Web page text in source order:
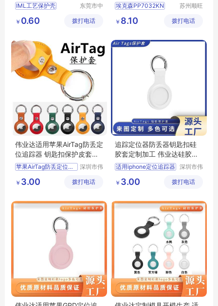
IML工艺保护壳
苹果手机个性保护壳
东莞市中
胶电子有
￥ 0.60 拨打电话
埃克森PP7032KN
苏州顺旺
易有限公
￥ 8.10 拨打电话
伟业达适用苹果AirTag防丢定
位追踪器 钥匙扣保护皮套单
双孔长款
苹果AirTag防丢定位追踪器
追踪神器硅胶保护套
保护套亚马逊跨境批发
深圳市伟
有限公司
￥ 3.00 拨打电话
追踪定位器防丢器钥匙扣硅
胶套定制加工 伟业达硅胶礼
品定制加工厂
适用iphone定位追踪器
定制加工适用苹果airtag硅胶套
追踪定位器防丢器钥匙扣硅胶套定制加工
深圳市伟
有限公司
￥ 3.00 拨打电话